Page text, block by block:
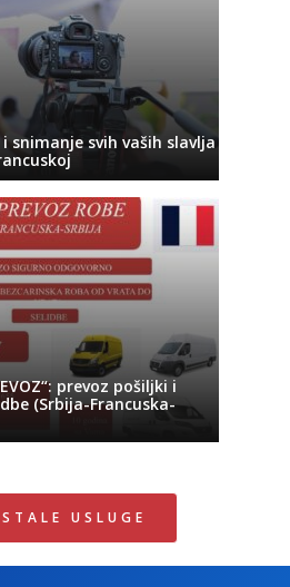
snimanje svih vaših slavlja
prevoz pošiljki i
(Srbija-Francuska-
USLUGE